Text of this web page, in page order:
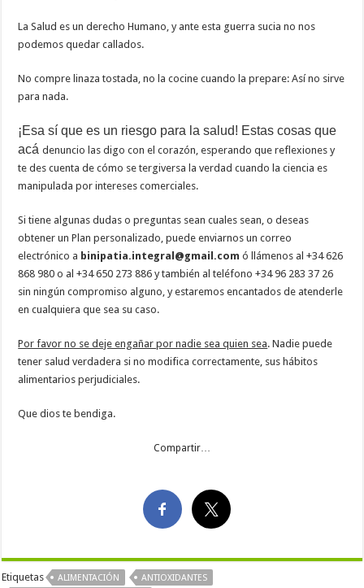
La Salud es un derecho Humano, y ante esta guerra sucia no nos
podemos quedar callados.
No compre linaza tostada, no la cocine cuando la prepare: Así no sirve
para nada.
¡Esa sí que es un riesgo para la salud! Estas cosas que
acádenuncio las digo con el corazón, esperando que reflexiones y
te des cuenta de cómo se tergiversa la verdad cuando la ciencia es
manipulada por intereses comerciales.
Si tiene algunas dudas o preguntas sean cuales sean, o deseas
obtener un Plan personalizado, puede enviarnos un correo
electrónico a binipatia.integral@gmail.com ó llámenos al +34 626
868 980 o al +34 650 273 886 y también al teléfono +34 96 283 37 26
sin ningún compromiso alguno, y estaremos encantados de atenderle
en cualquiera que sea su caso.
Por favor no se deje engañar por nadie sea quien sea. Nadie puede
tener salud verdadera si no modifica correctamente, sus hábitos
alimentarios perjudiciales.
Que dios te bendiga.
Compartir…
Etiquetas ALIMENTACIÓN
ANTIOXIDANTES